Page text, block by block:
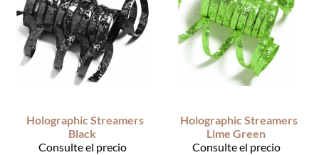
Holographic Streamers
Black
Consulte el precio
Holographic Streamers
Lime Green
Consulte el precio